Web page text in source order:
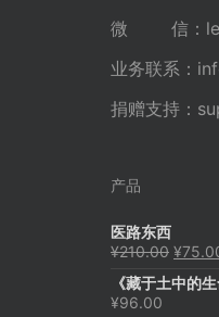
微 信：
业务联系：
捐赠支持：
产品
医路东西
¥210.00 原
为：
¥
《藏于土中的
¥96.00